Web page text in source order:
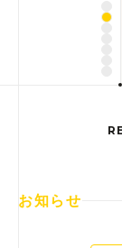
お知らせ